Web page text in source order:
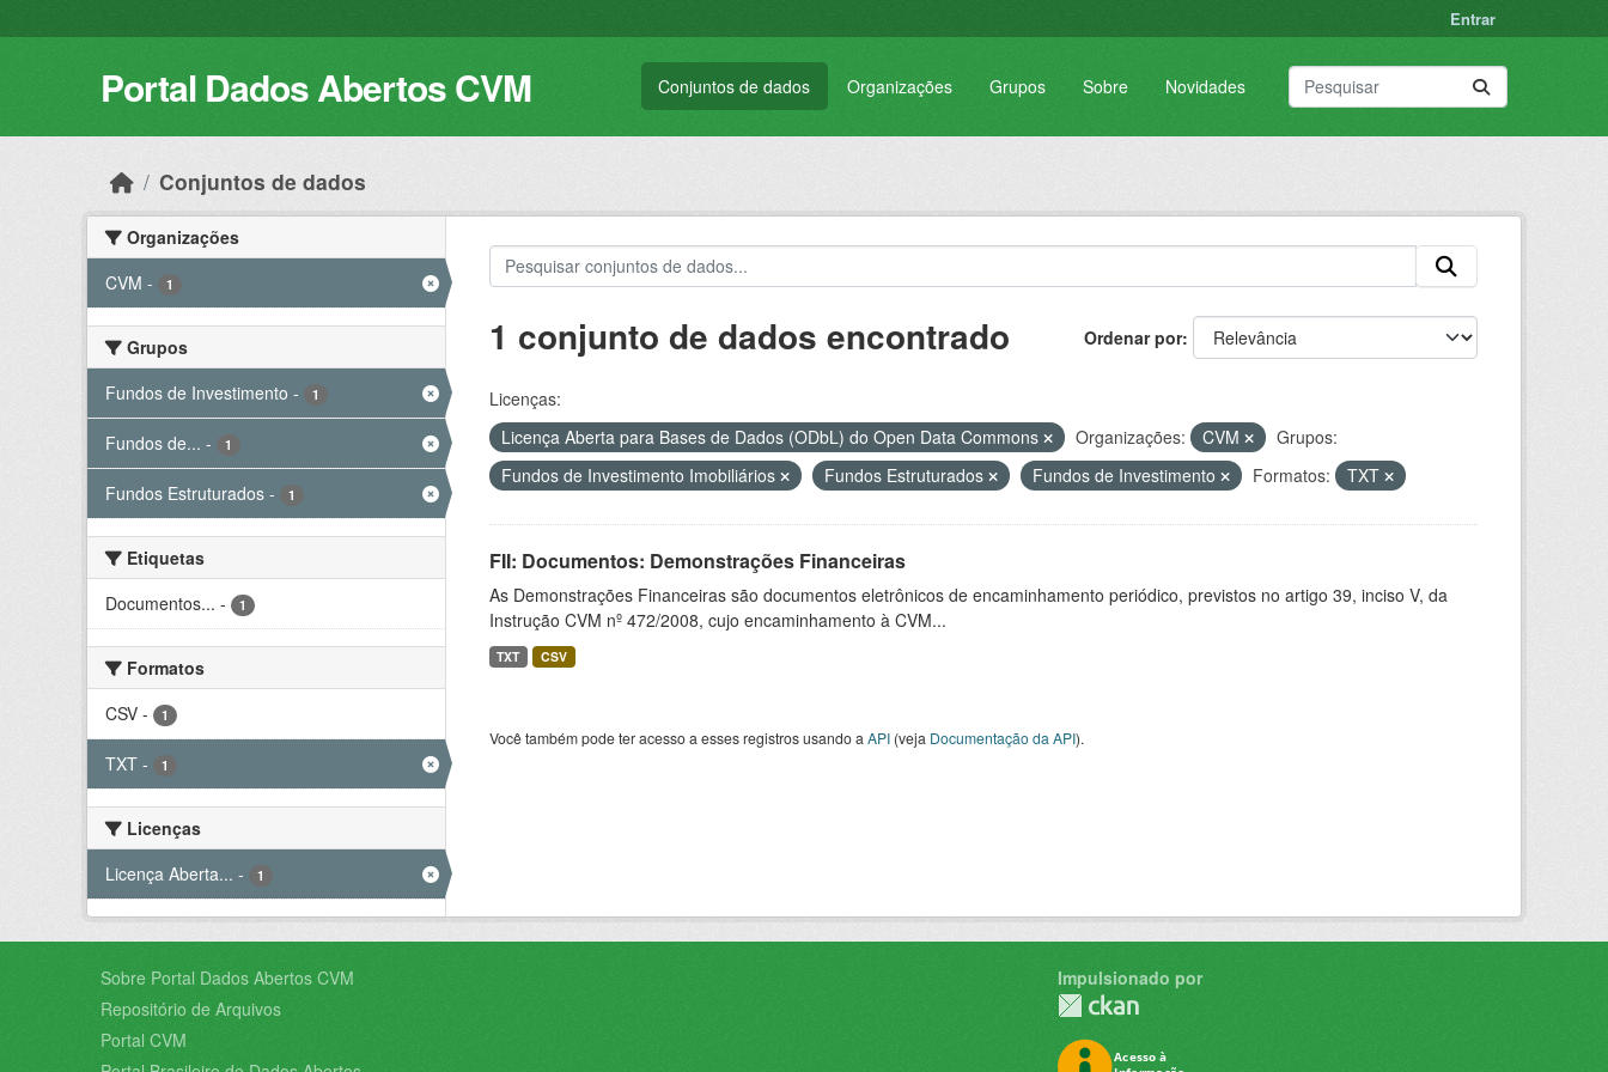
Entrar
Portal Dados Abertos CVM Conjuntos de dados Organizações Grupos Sobre Novidades
Conjuntos de dados
Organizações
CVM - 1
Grupos
Fundos de Investimento - 1
Fundos de... - 1
Fundos Estruturados - 1
Etiquetas
Documentos... - 1
Formatos
CSV - 1
TXT - 1
Licenças
Licença Aberta... - 1
Ordenar por
1 conjunto de dados encontrado
Licenças:
Licença Aberta para Bases de Dados (ODbL) do Open Data Commons
Organizações: CVM
Grupos:
Fundos de Investimento Imobiliários
Fundos Estruturados Fundos de Investimento Formatos: TXT
FII: Documentos: Demonstrações Financeiras
As Demonstrações Financeiras são documentos eletrônicos de encaminhamento periódico, previstos no artigo 39, inciso V, da
Instrução CVM nº 472/2008, cujo encaminhamento à CVM...
TXT CSV
Você também pode ter acesso a esses registros usando a API(veja Documentação da API).
Sobre Portal Dados Abertos CVM
Repositório de Arquivos
Portal CVM
Impulsionado por